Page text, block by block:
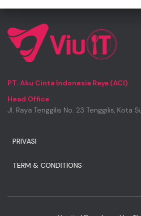
PT. Aku Cinta Indonesia Raya (ACI)
Head Office
Jl. Raya Tenggilis No. 23 Tenggilis, Kota
PRIVASI
TERM & CONDITIONS